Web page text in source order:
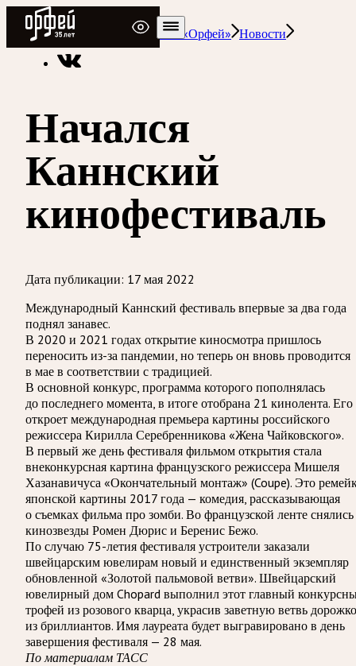
Радио Орфей
Радио классической музыки «Орфей» Новости
Начался
Каннский
кинофестиваль
Дата публикации: 17 мая 2022
Международный Каннский фестиваль впервые за два года
поднял занавес.
В 2020 и 2021 годах открытие киносмотра пришлось
переносить из-за пандемии, но теперь он вновь проводится
в мае в соответствии с традицией.
В основной конкурс, программа которого пополнялась
до последнего момента, в итоге отобрана 21 кинолента. Его
откроет международная премьера картины российского
режиссера Кирилла Серебренникова «Жена Чайковского».
В первый же день фестиваля фильмом открытия стала
внеконкурсная картина французского режиссера Мишеля
Хазанавичуса «Окончательный монтаж» (Coupe). Это
японской картины 2017 года — комедия, рассказывающая
о съемках фильма про зомби. Во французской ленте снялись
кинозвезды Ромен Дюрис и Беренис Бежо.
По случаю 75-летия фестиваля устроители заказали
швейцарским ювелирам новый и единственный экземпляр
обновленной «Золотой пальмовой ветви». Швейцарский
ювелирный дом Chopard выполнил этот главный
трофей из розового кварца, украсив заветную ветвь
из бриллиантов. Имя лауреата будет выгравировано в день
завершения фестиваля — 28 мая.
По материалам ТАСС